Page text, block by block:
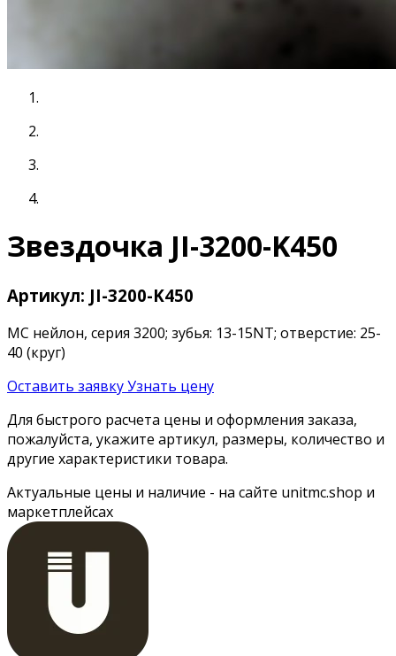
Звездочка JI-3200-K450
Артикул: JI-3200-K450
МС нейлон, серия 3200; зубья: 13-15NT; отверстие: 25-
40 (круг)
Оставить заявкуУзнать цену
Для быстрого расчета цены и оформления заказа,
пожалуйста, укажите артикул, размеры, количество и
другие характеристики товара.
Актуальные цены и наличие - на сайте unitmc.shop и
маркетплейсах